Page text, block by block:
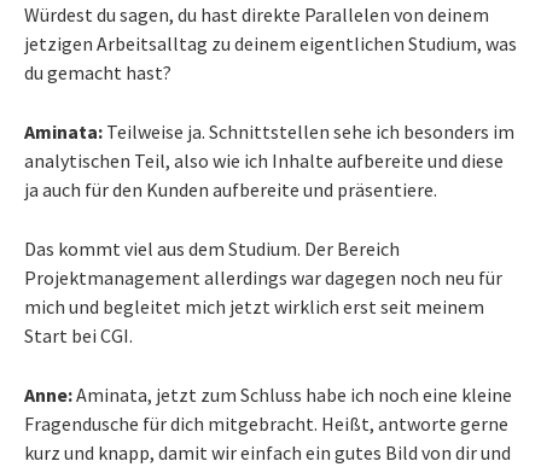
Würdest du sagen, du hast direkte Parallelen von deinem
jetzigen Arbeitsalltag zu deinem eigentlichen Studium, was
du gemacht hast?
Aminata: Teilweise ja. Schnittstellen sehe ich besonders im
analytischen Teil, also wie ich Inhalte aufbereite und diese
ja auch für den Kunden aufbereite und präsentiere.
Das kommt viel aus dem Studium. Der Bereich
Projektmanagement allerdings war dagegen noch neu für
mich und begleitet mich jetzt wirklich erst seit meinem
Start bei CGI.
Anne:Aminata, jetzt zum Schluss habe ich noch eine kleine
Fragendusche für dich mitgebracht. Heißt, antworte gerne
kurz und knapp, damit wir einfach ein gutes Bild von dir und